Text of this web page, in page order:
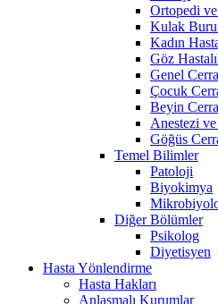
Ortopedi
Kulak
Kadın
Göz
Genel
Çocuk
Beyin
Anestezi
Göğüs
Temel Bilimler
Patoloji
Biyokimya
Diğer Bölümler
Psikolog
Diyetisyen
Hasta Yönlendirme
Hasta Hakları
Anlaşmalı Kurumlar